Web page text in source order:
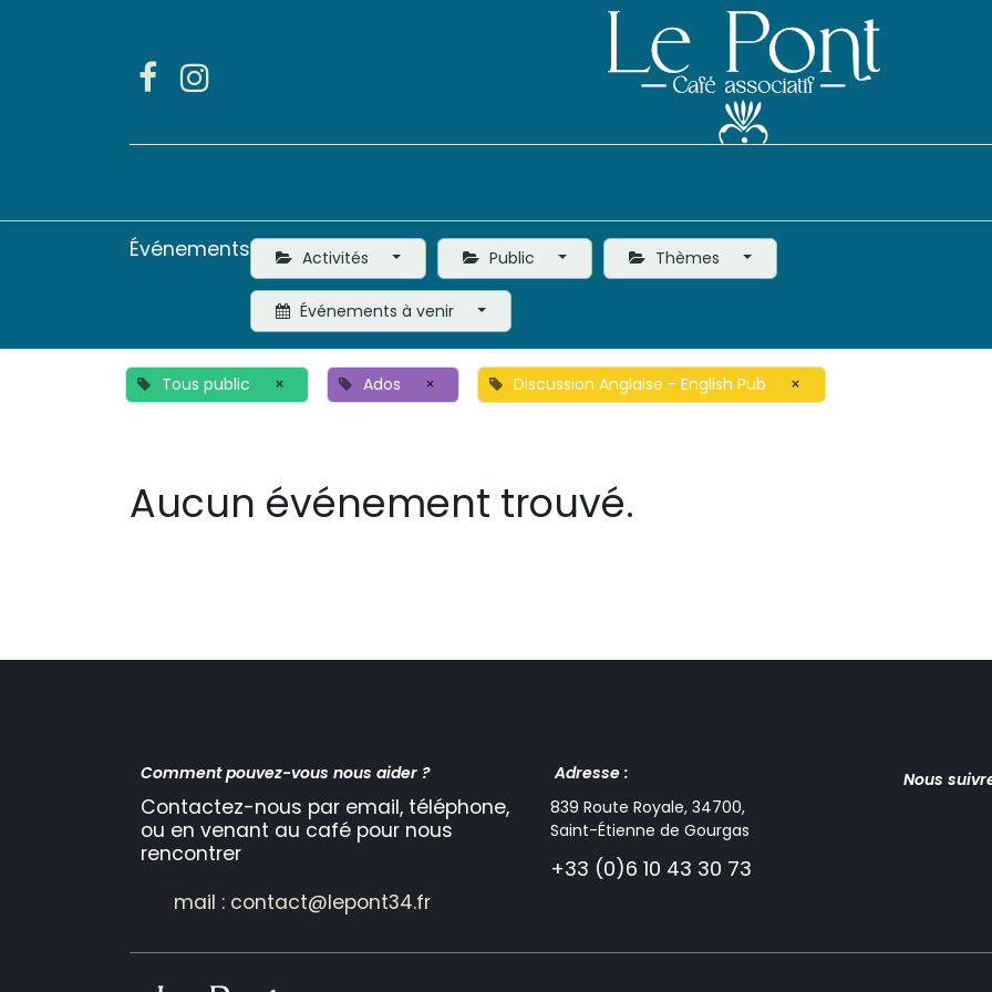
Événements Activités Public Thèmes
Événements à venir
Tous public × Ados × Discussion Anglaise - English Pub ×
Aucun événement trouvé.
Nous
Adresse :
839 Route Royale, 34700,
Saint-Étienne de Gourgas
+33 (0)6 10 43 30 73
Comment pouvez-vous nous aider ?
Contactez-nous par email, téléphone,
ou en venant au café pour nous
rencontrer
mail : contact@lepont34.fr​​​​​​